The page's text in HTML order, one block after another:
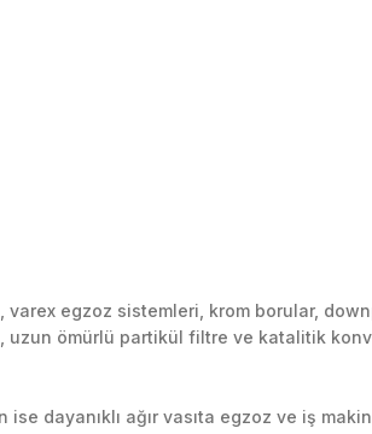
varex egzoz sistemleri, krom borular,
ömürlü partikül filtre ve katalitik
dayanıklı ağır vasıta egzoz ve iş